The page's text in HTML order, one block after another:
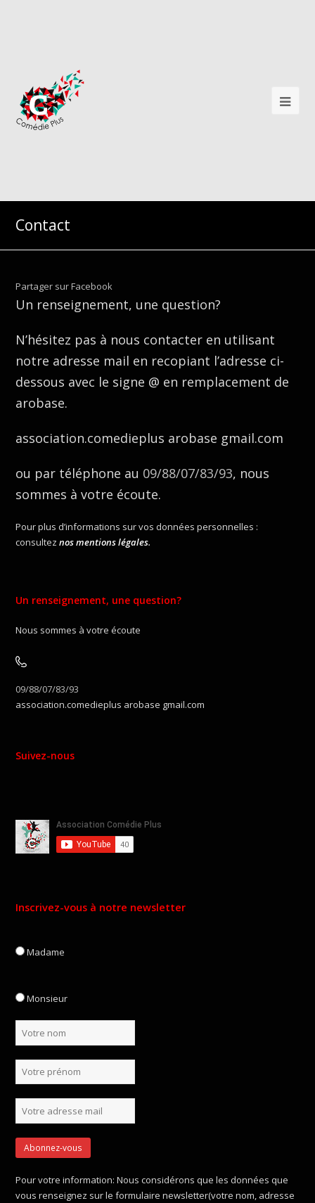
Contact
Partager sur Facebook
Un renseignement, une question?
N’hésitez pas à nous contacter en utilisant
notre adresse mail en recopiant l’adresse ci-
dessous avec le signe @ en remplacement de
arobase.
association.comedieplus arobase gmail.com
ou par téléphone au 09/88/07/83/93, nous
sommes à votre écoute.
Pour plus d’informations sur vos données personnelles :
consultez nos mentions légales.
Un renseignement, une question?
Nous sommes à votre écoute
09/88/07/83/93
association.comedieplus arobase gmail.com
Suivez-nous
Inscrivez-vous à notre newsletter
Madame
Monsieur
Pour votre information: Nous considérons que les données que
vous renseignez sur le formulaire newsletter(votre nom, adresse